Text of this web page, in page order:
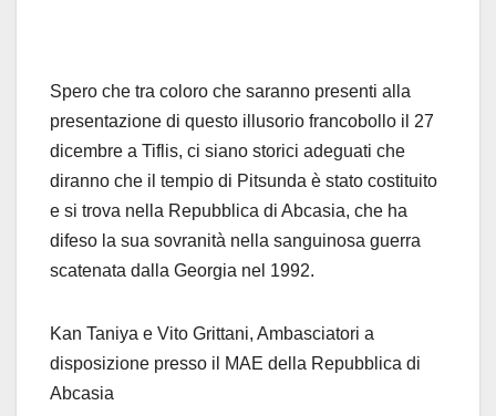
Spero che tra coloro che saranno presenti alla
presentazione di questo illusorio francobollo il 27
dicembre a Tiflis, ci siano storici adeguati che
diranno che il tempio di Pitsunda è stato costituito
e si trova nella Repubblica di Abcasia, che ha
difeso la sua sovranità nella sanguinosa guerra
scatenata dalla Georgia nel 1992.
Kan Taniya e Vito Grittani, Ambasciatori a
disposizione presso il MAE della Repubblica di
Abcasia